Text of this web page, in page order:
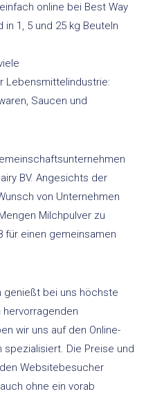
online bei Best Way
1, 5 und 25 kg Beuteln
Lebensmittelindustrie:
Saucen und
BV. Angesichts der
von Unternehmen
Milchpulver zu
für einen gemeinsamen
genießt bei uns höchste
hervorragenden
wir uns auf den Online-
Die Preise und
Websitebesucher
ohne ein vorab